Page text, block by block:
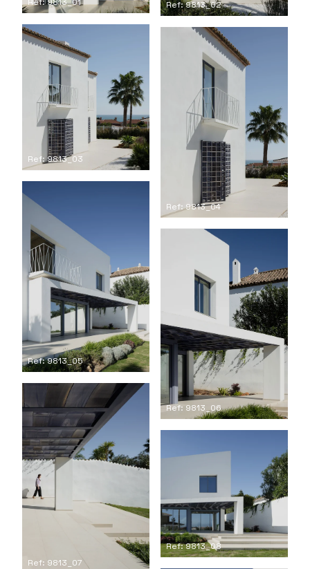
Ref: 9813_02
Ref: 9813_03
Ref: 9813_04
Ref: 9813_05
Ref: 9813_06
Ref: 9813_07
Ref: 9813_08